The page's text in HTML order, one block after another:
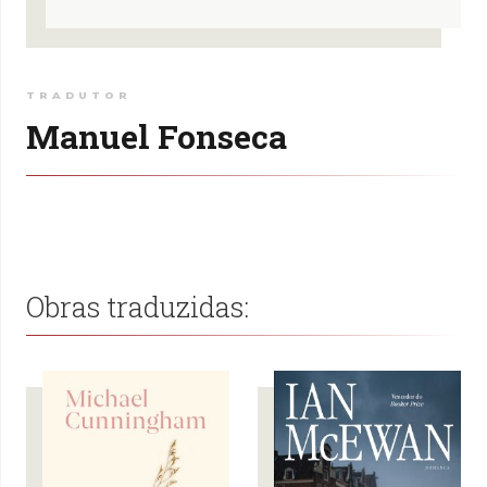
TRADUTOR
Manuel Fonseca
Obras traduzidas: